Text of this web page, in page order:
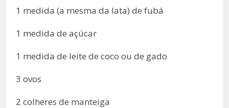
1 medida (a mesma da lata) de fubá
1 medida de açúcar
1 medida de leite de coco ou de gado
3 ovos
2 colheres de manteiga